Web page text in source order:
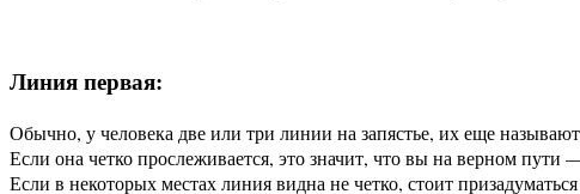
Линия первая:
Обычно, у человека две или три линии на запястье, их еще
Если она четко прослеживается, это значит, что вы на верном
Если в некоторых местах линия видна не четко, стоит